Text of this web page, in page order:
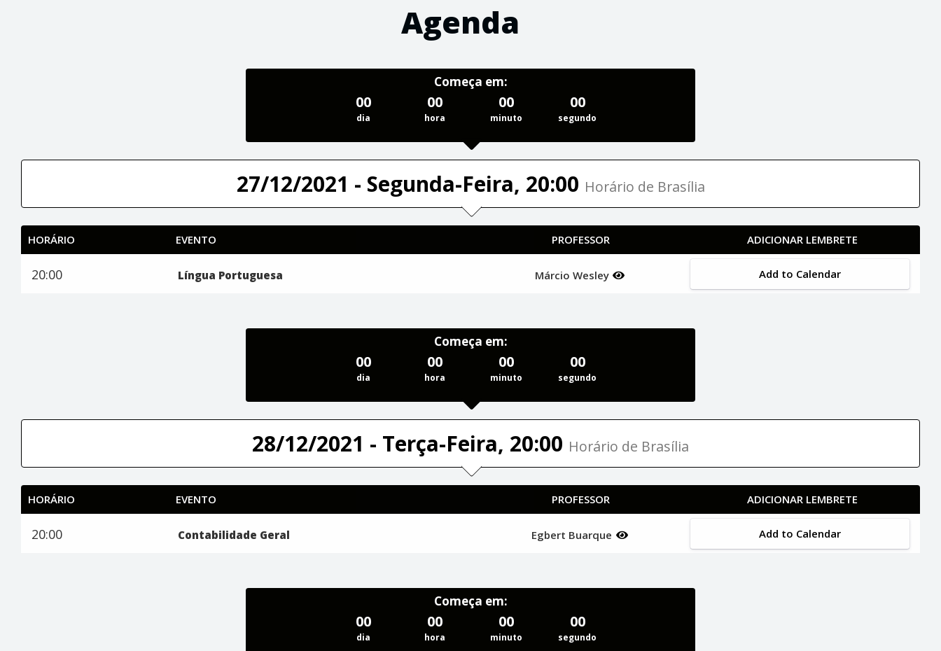
Agenda
Começa em:
00
dia
00
hora
00
minuto
00
segundo
27/12/2021 - Segunda-Feira, 20:00 Horário de Brasília
HORÁRIO EVENTO PROFESSOR ADICIONAR LEMBRETE
20:00 Língua Portuguesa Márcio Wesley Add to Calendar
Começa em:
00
dia
00
hora
00
minuto
00
segundo
28/12/2021 - Terça-Feira, 20:00 Horário de Brasília
HORÁRIO EVENTO PROFESSOR ADICIONAR LEMBRETE
20:00 Contabilidade Geral Egbert Buarque Add to Calendar
Começa em:
00
dia
00
hora
00
minuto
00
segundo